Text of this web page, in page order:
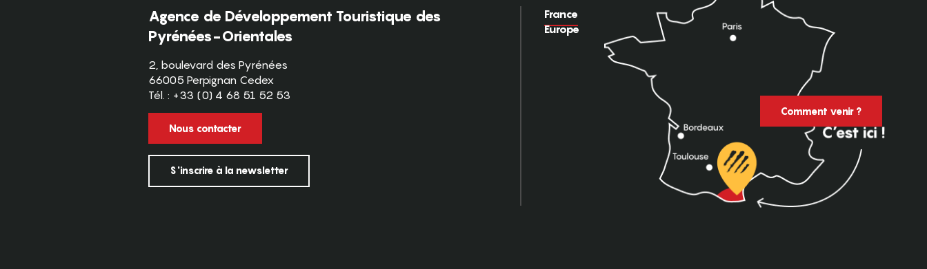
Agence de Développement Touristique des
Pyrénées-Orientales
2, boulevard des Pyrénées
66005 Perpignan Cedex
Tél. : +33 (0) 4 68 51 52 53
Nous contacter
S'inscrire à la newsletter
France
Europe
Comment venir ?